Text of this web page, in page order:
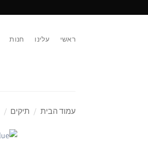
to
ראשי עלינו חנות
עמוד הבית / תיקים /